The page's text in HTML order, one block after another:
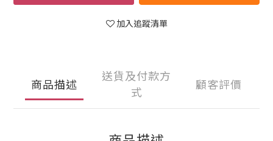
加入追蹤清單
商品描述
送貨及付款方
式
顧客評價